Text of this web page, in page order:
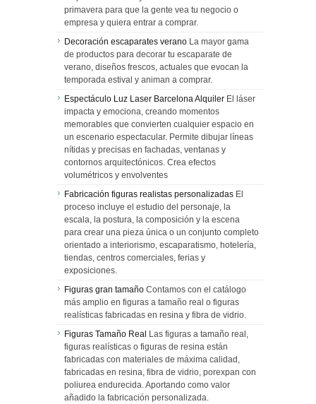
primavera para que la gente vea tu negocio o
empresa y quiera entrar a comprar.
Decoración escaparates verano La mayor gama
de productos para decorar tu escaparate de
verano, diseños frescos, actuales que evocan la
temporada estival y animan a comprar.
Espectáculo Luz Laser Barcelona Alquiler El láser
impacta y emociona, creando momentos
memorables que convierten cualquier espacio en
un escenario espectacular. Permite dibujar líneas
nítidas y precisas en fachadas, ventanas y
contornos arquitectónicos. Crea efectos
volumétricos y envolventes
Fabricación figuras realistas personalizadas El
proceso incluye el estudio del personaje, la
escala, la postura, la composición y la escena
para crear una pieza única o un conjunto completo
orientado a interiorismo, escaparatismo, hotelería,
tiendas, centros comerciales, ferias y
exposiciones.
Figuras gran tamaño Contamos con el catálogo
más amplio en figuras a tamaño real o figuras
realísticas fabricadas en resina y fibra de vidrio.
Figuras Tamaño Real Las figuras a tamaño real,
figuras realísticas o figuras de resina están
fabricadas con materiales de máxima calidad,
fabricadas en resina, fibra de vidrio, porexpan con
poliurea endurecida. Aportando como valor
añadido la fabricación personalizada.